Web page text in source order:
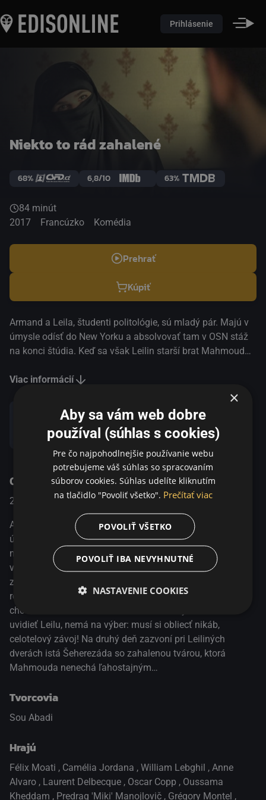
Prihlásenie
Niekto to rád zahalené
68% 6,8/10 63%
84 minút
2017
Francúzko Komédia
Prehrať
Kúpiť
Armand a Leila, študenti politológie, sú mladý pár. Majú v
úmysle odísť do New Yorku a absolvovať tam v OSN stáž
na konci štúdia. Keď sa však Leilin starší brat Mahmoud
zmenil, postaví sa proti ľúbostnému vzťahu svojej sestry a
rozhodne sa, že mladý pár za každú cenu rozdelí. Ak sa
chce Armand dostať do Mahmoudovho bytu a znova
uvidieť Leilu, nemá na výber: musí si obliecť nikáb,
celotelový závoj! Na druhý deň zazvoní pri Leiliných
dverách istá Šeherezáda so zahalenou tvárou, ktorá
Mahmouda nenechá ľahostajným…
Viac informácií
O programe
2017 Francúzko Komédia
Armand a Leila, študenti politológie, sú mladý pár. Majú v
úmysle odísť do New Yorku a absolvovať tam v OSN stáž
na konci štúdia. Keď sa však Leilin starší brat Mahmoud
vráti z dlhodobého pobytu v Jemene, ktorý ho radikálne
zmenil, postaví sa proti ľúbostnému vzťahu svojej sestry a
rozhodne sa, že mladý pár za každú cenu rozdelí. Ak sa
chce Armand dostať do Mahmoudovho bytu a znova
uvidieť Leilu, nemá na výber: musí si obliecť nikáb,
celotelový závoj! Na druhý deň zazvoní pri Leiliných
dverách istá Šeherezáda so zahalenou tvárou, ktorá
Mahmouda nenechá ľahostajným…
Tvorcovia
Sou Abadi
Hrajú
Félix Moati , Camélia Jordana , William Lebghil , Anne
Alvaro , Laurent Delbecque , Oscar Copp , Oussama
Kheddam , Predrag 'Miki' Manojlovič , Grégory Montel ,
×
Aby sa vám web dobre
používal (súhlas s cookies)
Pre čo najpohodlnejšie používanie webu
potrebujeme váš súhlas so spracovaním
súborov cookies. Súhlas udelíte kliknutím
na tlačidlo "Povoliť všetko". Prečítať viac
POVOLIŤ VŠETKO
POVOLIŤ IBA NEVYHNUTNÉ
NASTAVENIE COOKIES